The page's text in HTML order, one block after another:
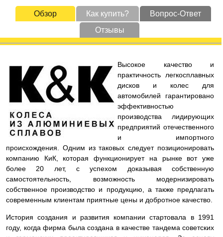
Обзор Как купить?
Вопрос-Ответ
Отзывы
Высокое качество и
практичность легкосплавных
дисков и колес для
автомобилей гарантировано
эффективностью
производства лидирующих
предприятий отечественного
и импортного
происхождения. Одним из таковых следует позиционировать
компанию КиК, которая функционирует на рынке вот уже
более 20 лет, с успехом доказывая собственную
самостоятельность, возможность модернизировать
собственное производство и продукцию, а также предлагать
современным клиентам приятные цены и добротное качество.
История создания и развития компании стартовала в 1991
году, когда фирма была создана в качестве тандема советских